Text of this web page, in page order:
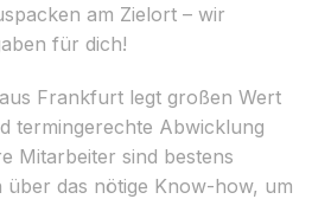
am Zielort – wir
für dich!
Frankfurt legt großen Wert
termingerechte Abwicklung
Mitarbeiter sind bestens
das nötige Know-how, um